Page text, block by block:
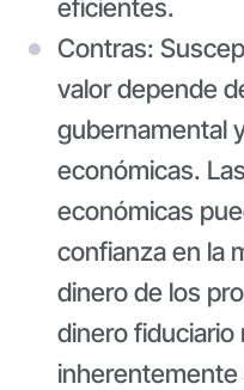
eficientes.
Contras:
valor depende
gubernamental
económicas.
económicas
confianza en la
dinero de los
dinero fiduciario
inherentemente